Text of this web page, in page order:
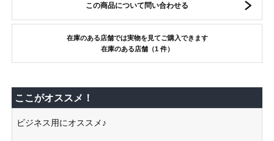
この商品について問い合わせる
在庫のある店舗では実物を見てご購入できます
在庫のある店舗（1 件）
ここがオススメ！
ビジネス用にオススメ♪